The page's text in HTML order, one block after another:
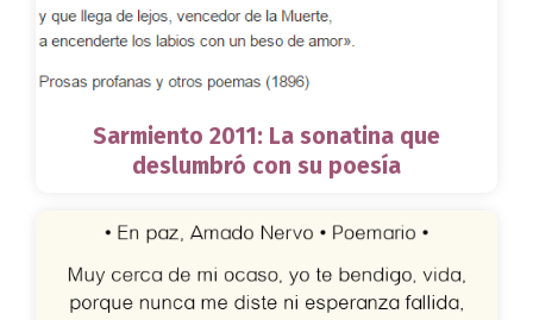
Sarmiento 2011: La sonatina que
deslumbró con su poesía